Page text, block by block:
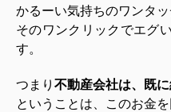
かるーい気持ちのワンタッ
そのワンクリックでエグ
す。
つまり 不動産会社は、既に
ということは、このお金